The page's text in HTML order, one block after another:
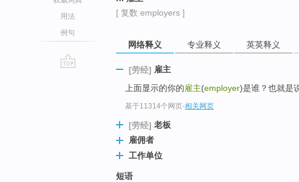
用法
例句
[ 复数 employers ]
网络释义 专业释义 英英释义
[劳经] 雇主
上面显示的你的雇主(employer)是谁？也就是
基于11314个网页-相关网页
[劳经] 老板
雇佣者
工作单位
短语